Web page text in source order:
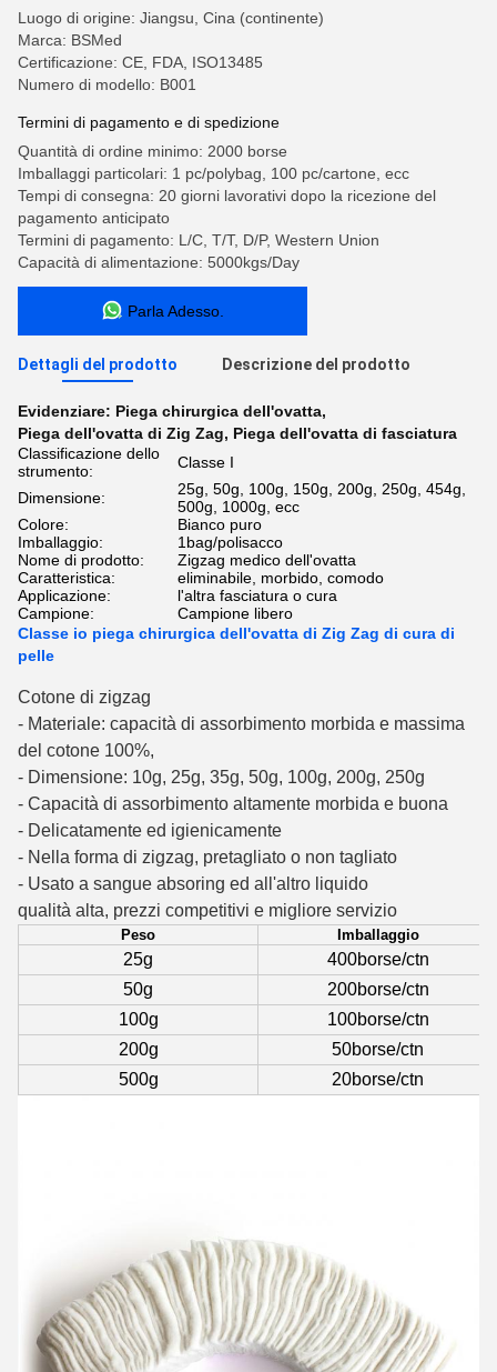
Luogo di origine: Jiangsu, Cina (continente)
Marca: BSMed
Certificazione: CE, FDA, ISO13485
Numero di modello: B001
Termini di pagamento e di spedizione
Quantità di ordine minimo: 2000 borse
Imballaggi particolari: 1 pc/polybag, 100 pc/cartone, ecc
Tempi di consegna: 20 giorni lavorativi dopo la ricezione del
pagamento anticipato
Termini di pagamento: L/C, T/T, D/P, Western Union
Capacità di alimentazione: 5000kgs/Day
Parla Adesso.
Dettagli del prodotto Descrizione del prodotto
Evidenziare: Piega chirurgica dell'ovatta,
Piega dell'ovatta di Zig Zag, Piega dell'ovatta di fasciatura
Classificazione dello
strumento:
Classe I
Dimensione:
25g, 50g, 100g, 150g, 200g, 250g, 454g,
500g, 1000g, ecc
Colore:
Bianco puro
Imballaggio:
1bag/polisacco
Nome di prodotto:
Zigzag medico dell'ovatta
Caratteristica:
eliminabile, morbido, comodo
Applicazione:
l'altra fasciatura o cura
Campione:
Campione libero
Classe io piega chirurgica dell'ovatta di Zig Zag di cura di
pelle
Cotone di zigzag
- Materiale: capacità di assorbimento morbida e massima
del cotone 100%,
- Dimensione: 10g, 25g, 35g, 50g, 100g, 200g, 250g
- Capacità di assorbimento altamente morbida e buona
- Delicatamente ed igienicamente
- Nella forma di zigzag, pretagliato o non tagliato
- Usato a sangue absoring ed all'altro liquido
qualità alta, prezzi competitivi e migliore servizio
Peso Imballaggio
25g
400borse/ctn
50g
200borse/ctn
100g
100borse/ctn
200g
50borse/ctn
500g
20borse/ctn